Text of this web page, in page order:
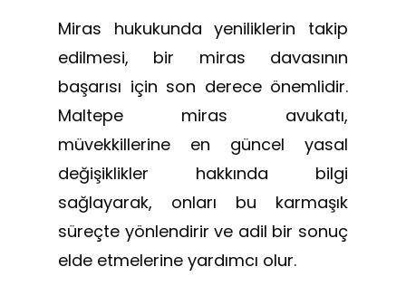
Miras hukukunda yeniliklerin takip
edilmesi, bir miras davasının
başarısı için son derece önemlidir.
Maltepe miras avukatı,
müvekkillerine en güncel yasal
değişiklikler hakkında bilgi
sağlayarak, onları bu karmaşık
süreçte yönlendirir ve adil bir sonuç
elde etmelerine yardımcı olur.